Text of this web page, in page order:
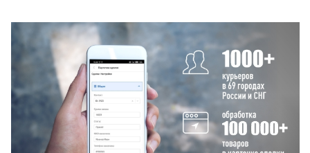
Смотреть проект